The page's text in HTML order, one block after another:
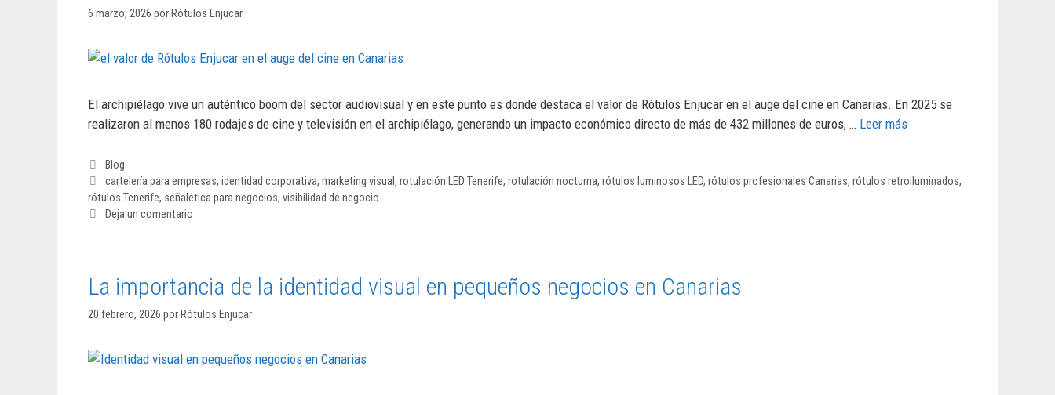
6 marzo, 2026 por Rótulos Enjucar
El archipiélago vive un auténtico boom del sector audiovisual y en este punto es donde destaca el valor de Rótulos Enjucar en el auge del cine en Canarias. En 2025 se
realizaron al menos 180 rodajes de cine y televisión en el archipiélago, generando un impacto económico directo de más de 432 millones de euros, … Leer más
Blog
cartelería para empresas, identidad corporativa, marketing visual, rotulación LED Tenerife, rotulación nocturna, rótulos luminosos LED, rótulos profesionales Canarias, rótulos retroiluminados,
rótulos Tenerife, señalética para negocios, visibilidad de negocio
Deja un comentario
La importancia de la identidad visual en pequeños negocios en Canarias
20 febrero, 2026 por Rótulos Enjucar